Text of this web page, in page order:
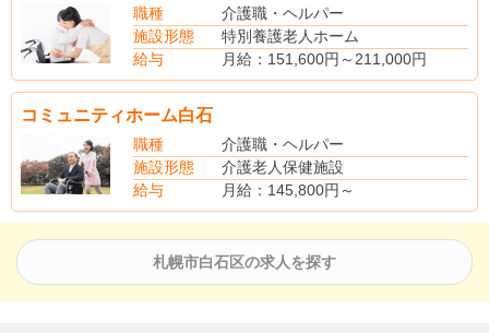
資格手当
役職手当（キャリアパス制度）5,000～45,000円
賞与あり（年2回）
職種
介護職・ヘルパー
施設形態
特別養護老人ホーム
給与
月給：151,600円～211,000円
※夜勤手当（4回分）を含む
資格手当：5,000円
住宅手当：10,000円（世帯主のみ）
夜勤手当：4,400円/回
賞与あり（昨年度実績・年2回・3.0ヵ月分支給）
コミュニティホーム白石
職種
介護職・ヘルパー
施設形態
介護老人保健施設
給与
月給：145,800円～
札幌市白石区の求人を探す